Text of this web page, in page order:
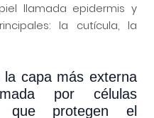
llamada epidermis y
la cutícula, la
capa más externa
por células
que protegen el